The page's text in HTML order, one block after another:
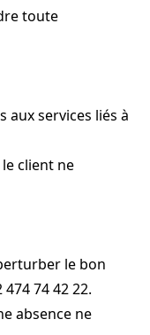
toute
services liés à
client ne
le bon
74 42 22.
absence ne